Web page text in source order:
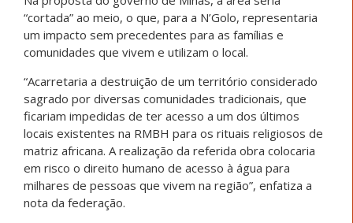
“cortada” ao meio, o que, para a N’Golo, representaria
um impacto sem precedentes para as famílias e
comunidades que vivem e utilizam o local.
“Acarretaria a destruição de um território considerado
sagrado por diversas comunidades tradicionais, que
ficariam impedidas de ter acesso a um dos últimos
locais existentes na RMBH para os rituais religiosos de
matriz africana. A realização da referida obra colocaria
em risco o direito humano de acesso à água para
milhares de pessoas que vivem na região”, enfatiza a
nota da federação.